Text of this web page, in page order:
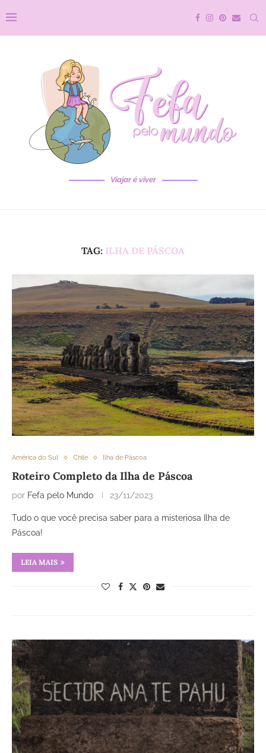
Viajar é viver
TAG: ILHA DE PÁSCOA
América do Sul Chile Ilha de Páscoa
Roteiro Completo da Ilha de Páscoa
por Fefa pelo Mundo 23/11/2023
Tudo o que você precisa saber para a misteriosa Ilha de
Páscoa!
LEIA MAIS